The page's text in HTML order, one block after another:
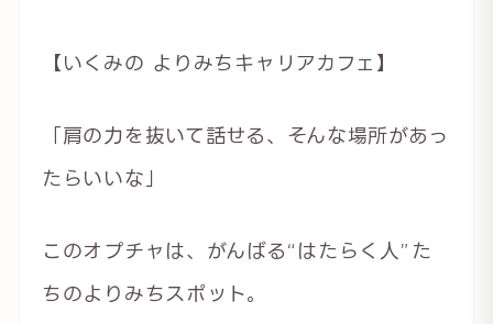
【いくみの よりみちキャリアカフェ】
「肩の力を抜いて話せる、そんな場所があっ
たらいいな」
このオプチャは、がんばる“はたらく人”た
ちのよりみちスポット。